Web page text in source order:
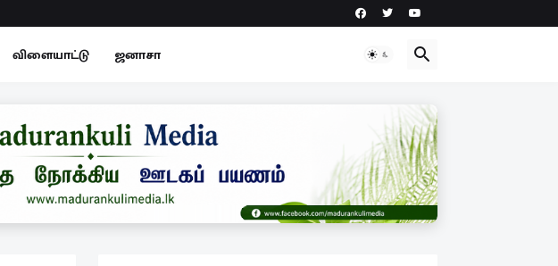
விளையாட்டு ஜனாசா